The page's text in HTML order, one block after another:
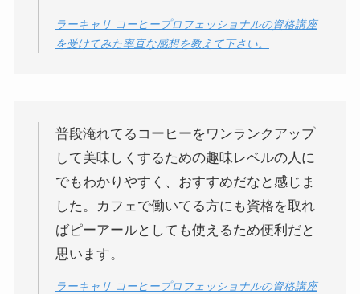
ラーキャリ コーヒープロフェッショナルの資格講座
を受けてみた率直な感想を教えて下さい。
普段淹れてるコーヒーをワンランクアップ
して美味しくするための趣味レベルの人に
でもわかりやすく、おすすめだなと感じま
した。カフェで働いてる方にも資格を取れ
ばピーアールとしても使えるため便利だと
思います。
ラーキャリ コーヒープロフェッショナルの資格講座